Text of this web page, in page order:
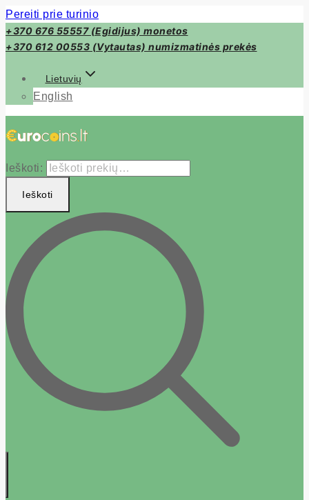
Pereiti prie turinio
+370 676 55557 (Egidijus) monetos
+370 612 00553 (Vytautas) numizmatinės prekės
Lietuvių
English
Ieškoti:
Ieškoti